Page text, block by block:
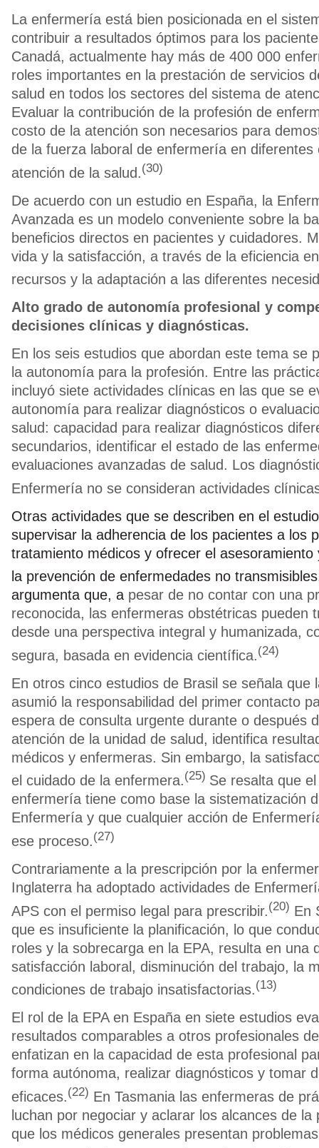
La enfermería está bien posicionada en el
contribuir a resultados óptimos para los
Canadá, actualmente hay más de 400 000
roles importantes en la prestación de servicios
salud en todos los sectores del sistema de
Evaluar la contribución de la profesión de
costo de la atención son necesarios para
de la fuerza laboral de enfermería en diferentes
atención de la salud.(30)
De acuerdo con un estudio en España, la
Avanzada es un modelo conveniente sobre la
beneficios directos en pacientes y cuidadores.
vida y la satisfacción, a través de la eficiencia
recursos y la adaptación a las diferentes
Alto grado de autonomía profesional y
decisiones clínicas y diagnósticas.
En los seis estudios que abordan este tema se
la autonomía para la profesión. Entre las
incluyó siete actividades clínicas en las que se
autonomía para realizar diagnósticos o
salud: capacidad para realizar diagnósticos
secundarios, identificar el estado de las
evaluaciones avanzadas de salud. Los
Enfermería no se consideran actividades
Otras actividades que se describen en el
supervisar la adherencia de los pacientes a los
tratamiento médicos y ofrecer el asesoramiento
la prevención de enfermedades no
argumenta que, a pesar de no contar con una
reconocida, las enfermeras obstétricas pueden
desde una perspectiva integral y humanizada,
segura, basada en evidencia científica.(24)
En otros cinco estudios de Brasil se señala que
asumió la responsabilidad del primer contacto
espera de consulta urgente durante o después
atención de la unidad de salud, identifica
médicos y enfermeras. Sin embargo, la
el cuidado de la enfermera.(25) Se resalta que
enfermería tiene como base la sistematización
Enfermería y que cualquier acción de
ese proceso.(27)
Contrariamente a la prescripción por la
Inglaterra ha adoptado actividades de
APS con el permiso legal para prescribir.(20) En
que es insuficiente la planificación, lo que
roles y la sobrecarga en la EPA, resulta en una
satisfacción laboral, disminución del trabajo, la
condiciones de trabajo insatisfactorias.(13)
El rol de la EPA en España en siete estudios
resultados comparables a otros profesionales
enfatizan en la capacidad de esta profesional
forma autónoma, realizar diagnósticos y tomar
eficaces.(22) En Tasmania las enfermeras de
luchan por negociar y aclarar los alcances de
que los médicos generales presentan